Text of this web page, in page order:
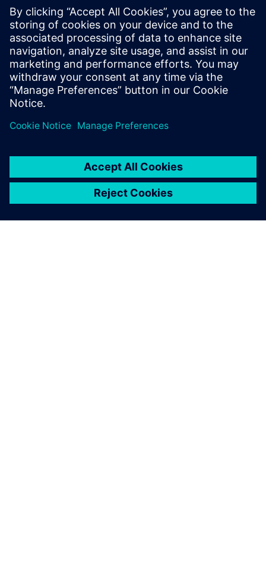
Siemens 무료 체험판에는 CFD
시뮬레이션을 즉시 실행하는
데 필요한 모든 기능이 포함되
어 있습니다. 설치할 필요 없이
단 몇 분 만에 브라우저에서 체
험판을 실행할 수 있습니다. 본
체험판에는 Simcenter STAR-
가 포함되어 있습니다.